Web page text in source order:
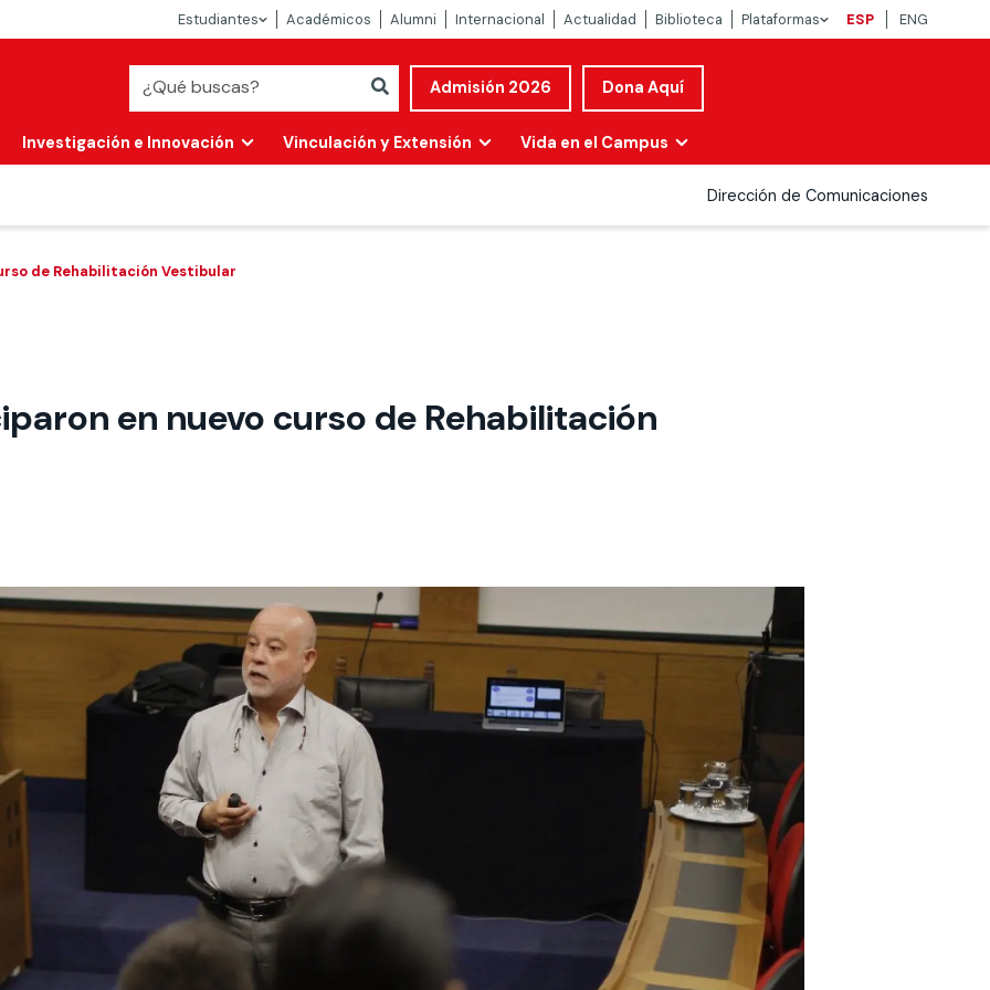
Estudiantes Académicos Alumni Internacional Actualidad Biblioteca Plataformas ESP ENG
Admisión 2026 Dona Aquí
Investigación e Innovación Vinculación y Extensión Vida en el Campus
Dirección de Comunicaciones
de Rehabilitación Vestibular
en nuevo curso de Rehabilitación